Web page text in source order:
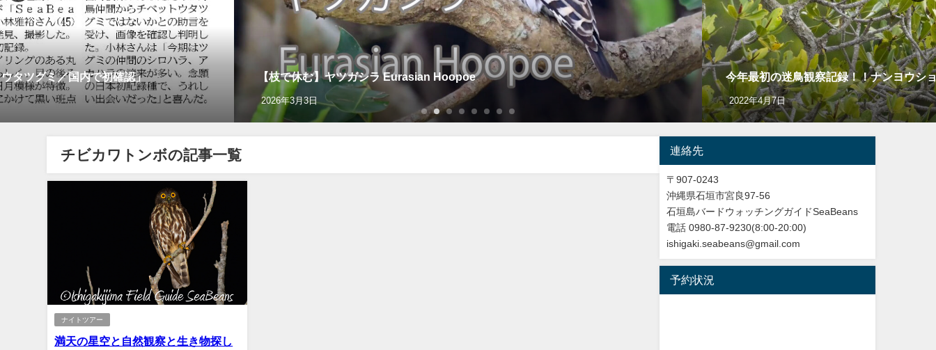
タツグミ／国内で初確認」 【枝で休む】ヤツガシラ Eurasian Hoopoe
2026年3月3日
今年最初の迷鳥観察記録！！ナンヨウシ
2022年4月7日
チビカワトンボの記事一覧
ナイトツアー
満天の星空と自然観察と生き物探し
連絡先
〒907-0243
沖縄県石垣市宮良97-56
石垣島バードウォッチングガイドSeaBeans
電話 0980-87-9230(8:00-20:00)
ishigaki.seabeans@gmail.com
予約状況